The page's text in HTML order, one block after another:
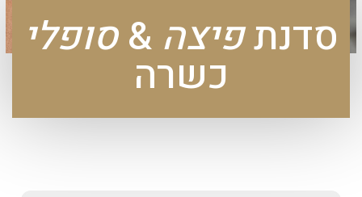
סדנתפיצה &סופלי
כשרה